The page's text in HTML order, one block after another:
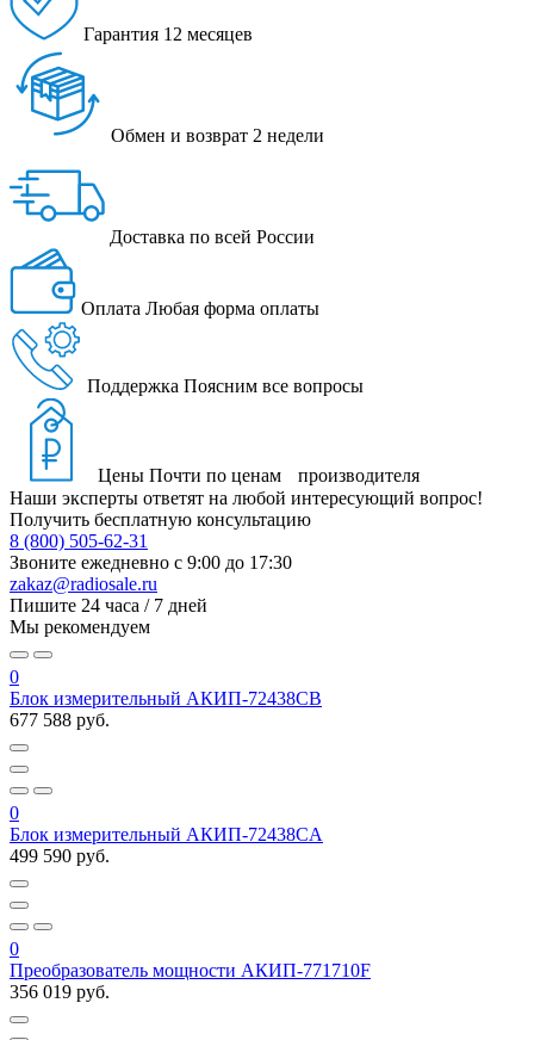
Гарантия 12 месяцев
Обмен и возврат 2 недели
Доставка по всей России
Оплата Любая форма оплаты
Поддержка Поясним все вопросы
Цены Почти по ценам производителя
Наши эксперты ответят на любой интересующий вопрос!
Получить бесплатную консультацию
8 (800) 505-62-31
Звоните ежедневно с 9:00 до 17:30
zakaz@radiosale.ru
Пишите 24 часа / 7 дней
Мы рекомендуем
0
Блок измерительный АКИП-72438CB
677 588 руб.
0
Блок измерительный АКИП-72438CA
499 590 руб.
0
Преобразователь мощности АКИП-771710F
356 019 руб.